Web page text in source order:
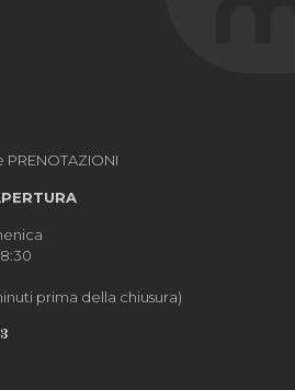
PRENOTAZIONI
prima della chiusura)